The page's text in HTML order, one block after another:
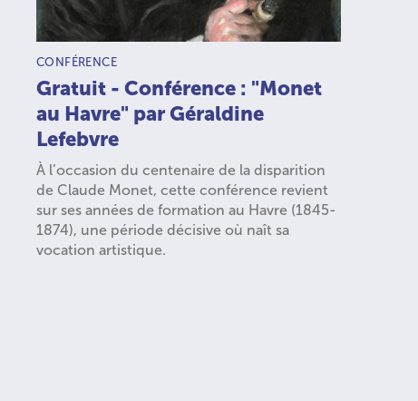
TYPE D’ACTIVITÉ :
CONFÉRENCE
Gratuit - Conférence : "Monet
au Havre" par Géraldine
Lefebvre
À l’occasion du centenaire de la disparition
de Claude Monet, cette conférence revient
sur ses années de formation au Havre (1845-
1874), une période décisive où naît sa
vocation artistique.